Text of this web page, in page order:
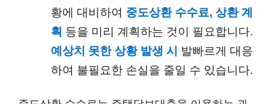
황에 대비하여 중도상환 수수료, 상환 계
획 등을 미리 계획하는 것이 필요합니다.
예상치 못한 상황 발생 시
발빠르게 대응
하여 불필요한 손실을 줄일 수 있습니다.